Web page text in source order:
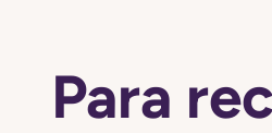
Para